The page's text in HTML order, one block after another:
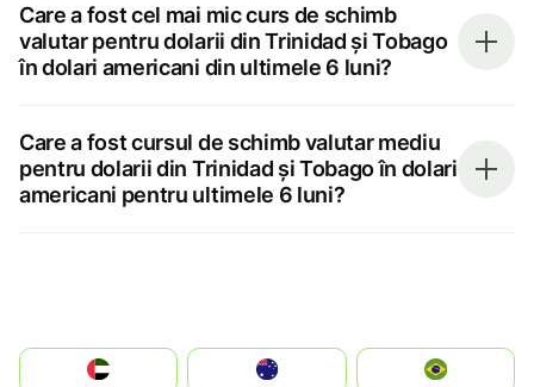
Care a fost cel mai mic curs de schimb
valutar pentru dolarii din Trinidad și Tobago
în dolari americani din ultimele 6 luni?
Care a fost cursul de schimb valutar mediu
pentru dolarii din Trinidad și Tobago în dolari
americani pentru ultimele 6 luni?
الإمارات العربية المتحدة